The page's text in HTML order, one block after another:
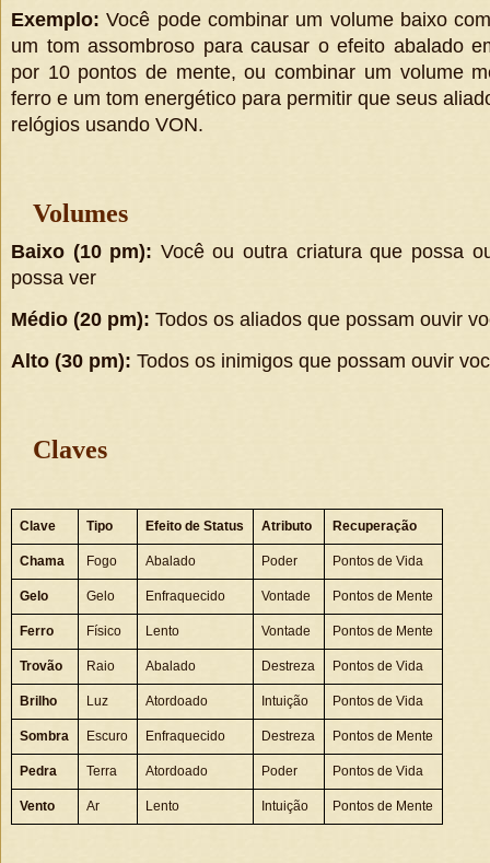
Exemplo: Você pode combinar um volume baixo
um tom assombroso para causar o efeito abalado
por 10 pontos de mente, ou combinar um volume
ferro e um tom energético para permitir que seus
relógios usando VON.
Volumes
Baixo (10 pm): Você ou outra criatura que possa
possa ver
Médio (20 pm): Todos os aliados que possam ouvir
Alto (30 pm): Todos os inimigos que possam ouvir
Claves
Clave Tipo Efeito de Status Atributo Recuperação
Chama Fogo Abalado Poder Pontos de Vida
Gelo Gelo Enfraquecido Vontade Pontos de Mente
Ferro Físico Lento Vontade Pontos de Mente
Trovão Raio Abalado Destreza Pontos de Vida
Brilho Luz Atordoado Intuição Pontos de Vida
Sombra Escuro Enfraquecido Destreza Pontos de Mente
Pedra Terra Atordoado Poder Pontos de Vida
Vento Ar Lento Intuição Pontos de Mente